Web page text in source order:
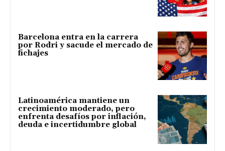
Barcelona entra en la carrera
por Rodri y sacude el mercado de
fichajes
Latinoamérica mantiene un
crecimiento moderado, pero
enfrenta desafíos por inflación,
deuda e incertidumbre global